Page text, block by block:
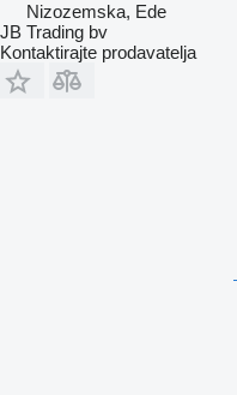
Nizozemska, Ede
JB Trading bv
Kontaktirajte prodavatelja